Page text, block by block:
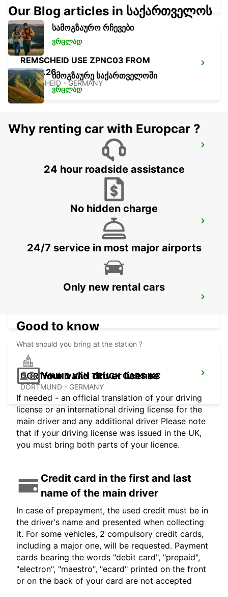
REMSCHEID USE ZPNC03 FROM
01.09.26
REMSCHEID - GERMANY
DORTMUND AIRPORT
WUPPERTAL - GERMANY
DORTMUND VAN TRUCK CARS IKC
DORTMUND - GERMANY
Our Blog articles in საქართველოს
სამოგზაურო რჩევები
ვრცლად
იმოგზაურე საქართველოში
ვრცლად
Why renting car with Europcar ?
24 hour roadside assistance
No hidden charge
24/7 service in most major airports
Only new rental cars
Good to know
What should you bring at the station ?
Your valid driver license
If needed - an official translation of your driving
license or an international driving license for the
main driver and any additional driver Please note
that if your driving license was issued in the UK,
you must bring both parts of your licence.
Credit card in the first and last
name of the main driver
In case of prepayment, the used credit must be in
the driver's name and presented when collecting
it. For some vehicles, 2 compulsory credit cards,
including a major one, will be requested. Payment
cards bearing the words "debit card", "prepaid",
"electron", "maestro", "ecard" printed on the front
or on the back of your card are not accepted